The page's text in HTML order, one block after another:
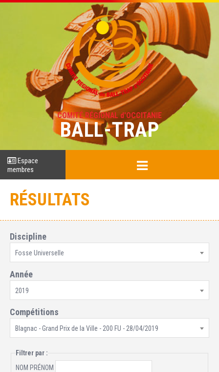
COMITÉ RÉGIONAL d'OCCITANIE
BALL-TRAP
Espace
membres
RÉSULTATS
Discipline
Fosse Universelle
Année
2019
Compétitions
Blagnac - Grand Prix de la Ville - 200 FU - 28/04/2019
Filtrer par :
NOM PRÉNOM